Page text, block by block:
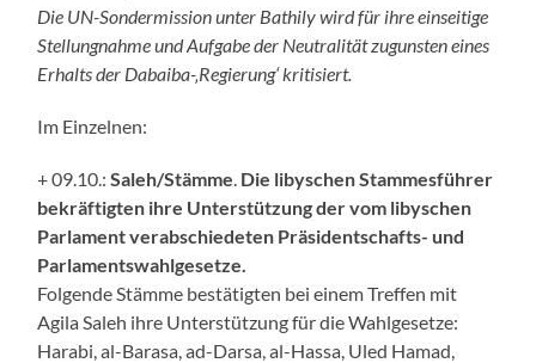
Die UN-Sondermission unter Bathily wird für ihre einseitige
Stellungnahme und Aufgabe der Neutralität zugunsten eines
Erhalts der Dabaiba-‚Regierung‘ kritisiert.
Im Einzelnen:
+ 09.10.:Saleh/Stämme Die libyschen Stammesführer
bekräftigten ihre Unterstützung der vom libyschen
Parlament verabschiedeten Präsidentschafts- und
Parlamentswahlgesetze.
Folgende Stämme bestätigten bei einem Treffen mit
Agila Saleh ihre Unterstützung für die Wahlgesetze:
Harabi, al-Barasa, ad-Darsa, al-Hassa, Uled Hamad,